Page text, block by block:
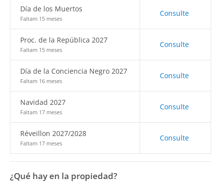
Día de los Muertos
Faltam 15 meses
Consulte
Proc. de la República 2027
Faltam 15 meses
Consulte
Día de la Conciencia Negro 2027
Faltam 16 meses
Consulte
Navidad 2027
Faltam 17 meses
Consulte
Réveillon 2027/2028
Faltam 17 meses
Consulte
¿Qué hay en la propiedad?